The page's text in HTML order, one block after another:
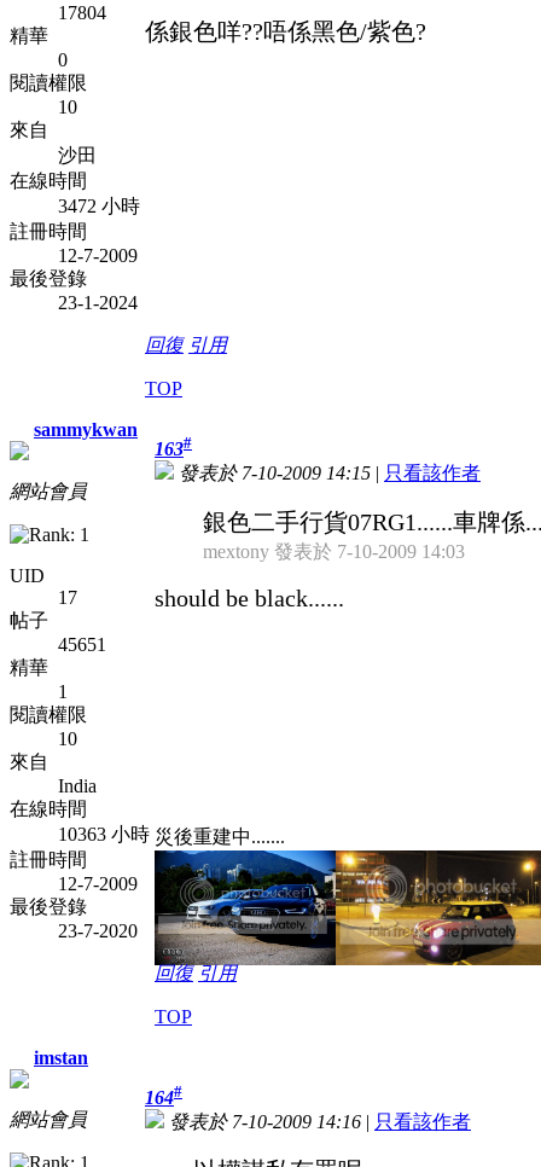
17804
精華
0
閱讀權限
10
來自
沙田
在線時間
3472 小時
註冊時間
12-7-2009
最後登錄
23-1-2024
係銀色咩??唔係黑色/紫色?
回復 引用
TOP
sammykwan
網站會員
UID
17
帖子
45651
精華
1
閱讀權限
10
來自
India
在線時間
10363 小時
註冊時間
12-7-2009
最後登錄
23-7-2020
163#
發表於 7-10-2009 14:15 | 只看該作者
銀色二手行貨07RG1......車牌係
mextony 發表於 7-10-2009 14:03
should be black......
災後重建中.......
回復 引用
TOP
imstan
網站會員
164#
發表於 7-10-2009 14:16 | 只看該作者